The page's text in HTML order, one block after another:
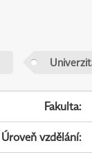
Fakulta:
Úroveň vzdělání: